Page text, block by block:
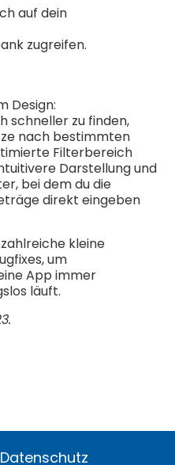
auf dein
zugreifen.
Design:
schneller zu finden,
nach bestimmten
Filterbereich
Darstellung und
bei dem du die
direkt eingeben
kleine
um
App immer
läuft.
Datenschutz